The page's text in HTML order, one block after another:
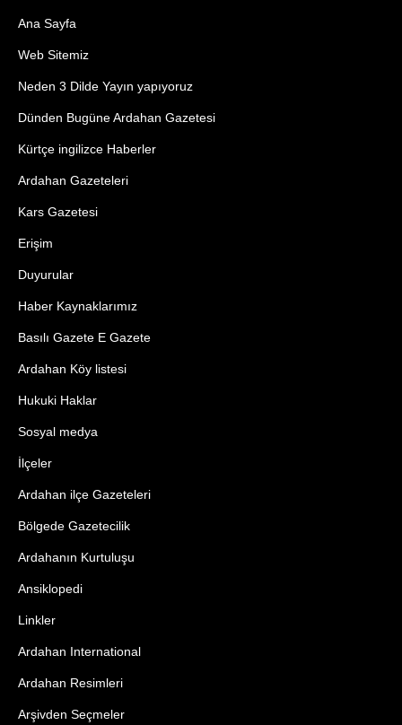
Ana Sayfa
Web Sitemiz
Neden 3 Dilde Yayın yapıyoruz
Dünden Bugüne Ardahan Gazetesi
Kürtçe ingilizce Haberler
Ardahan Gazeteleri
Kars Gazetesi
Erişim
Duyurular
Haber Kaynaklarımız
Basılı Gazete E Gazete
Ardahan Köy listesi
Hukuki Haklar
Sosyal medya
İlçeler
Ardahan ilçe Gazeteleri
Bölgede Gazetecilik
Ardahanın Kurtuluşu
Ansiklopedi
Linkler
Ardahan International
Ardahan Resimleri
Arşivden Seçmeler